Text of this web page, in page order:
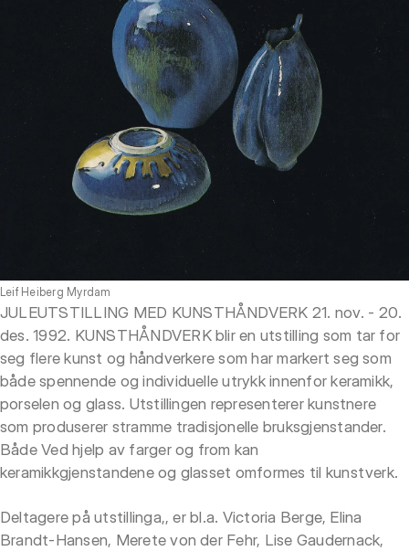
Leif Heiberg Myrdam
JULEUTSTILLING MED KUNSTHÅNDVERK 21. nov. - 20.
des. 1992. KUNSTHÅNDVERK blir en utstilling som tar for
seg flere kunst og håndverkere som har markert seg som
både spennende og individuelle utrykk innenfor keramikk,
porselen og glass. Utstillingen representerer kunstnere
som produserer stramme tradisjonelle bruksgjenstander.
Både Ved hjelp av farger og from kan
keramikkgjenstandene og glasset omformes til kunstverk.
Deltagere på utstillinga,, er bl.a. Victoria Berge, Elina
Brandt-Hansen, Merete von der Fehr, Lise Gaudernack,